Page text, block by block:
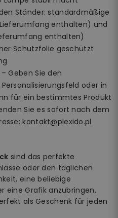
Ständer: standardmäßige
enthalten) und
enthalten)
Schutzfolie geschützt
Geben Sie den
oder in
für ein bestimmtes Produkt
Sie es sofort nach dem
kontakt@plexido.pl
sind das perfekte
oder den täglichen
eine beliebige
eine Grafik anzubringen,
als Geschenk für jeden